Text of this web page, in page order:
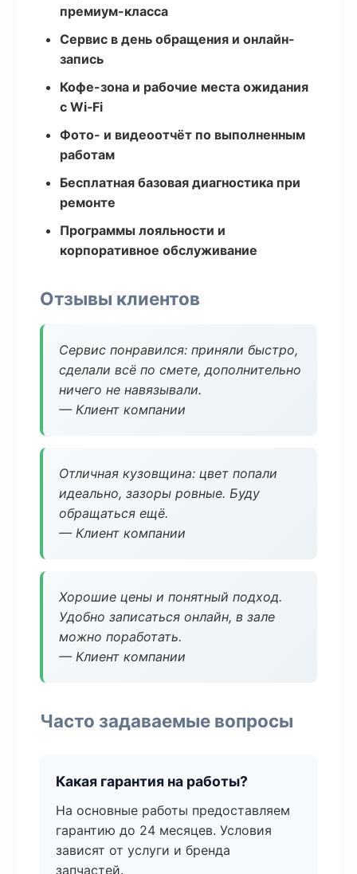
премиум-класса
Сервис в день обращения и онлайн-
запись
Кофе-зона и рабочие места ожидания
с Wi‑Fi
Фото- и видеоотчёт по выполненным
работам
Бесплатная базовая диагностика при
ремонте
Программы лояльности и
корпоративное обслуживание
Отзывы клиентов
Сервис понравился: приняли быстро,
сделали всё по смете, дополнительно
ничего не навязывали.
— Клиент компании
Отличная кузовщина: цвет попали
идеально, зазоры ровные. Буду
обращаться ещё.
— Клиент компании
Хорошие цены и понятный подход.
Удобно записаться онлайн, в зале
можно поработать.
— Клиент компании
Часто задаваемые вопросы
Какая гарантия на работы?
На основные работы предоставляем
гарантию до 24 месяцев. Условия
зависят от услуги и бренда
запчастей.